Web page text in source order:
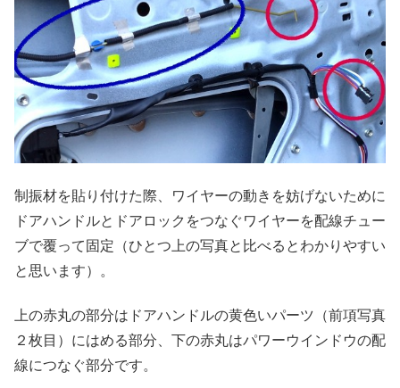
制振材を貼り付けた際、ワイヤーの動きを妨げないために
ドアハンドルとドアロックをつなぐワイヤーを配線チュー
ブで覆って固定（ひとつ上の写真と比べるとわかりやすい
と思います）。
上の赤丸の部分はドアハンドルの黄色いパーツ（前項写真
２枚目）にはめる部分、下の赤丸はパワーウインドウの配
線につなぐ部分です。